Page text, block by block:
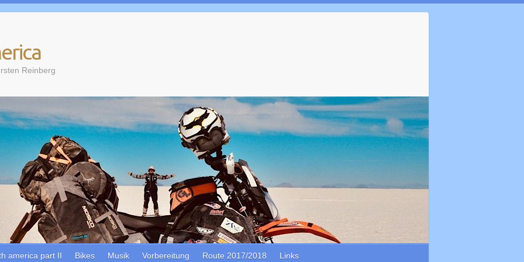
Reinberg
america part II Bikes Musik Vorbereitung Route 2017/2018 Links